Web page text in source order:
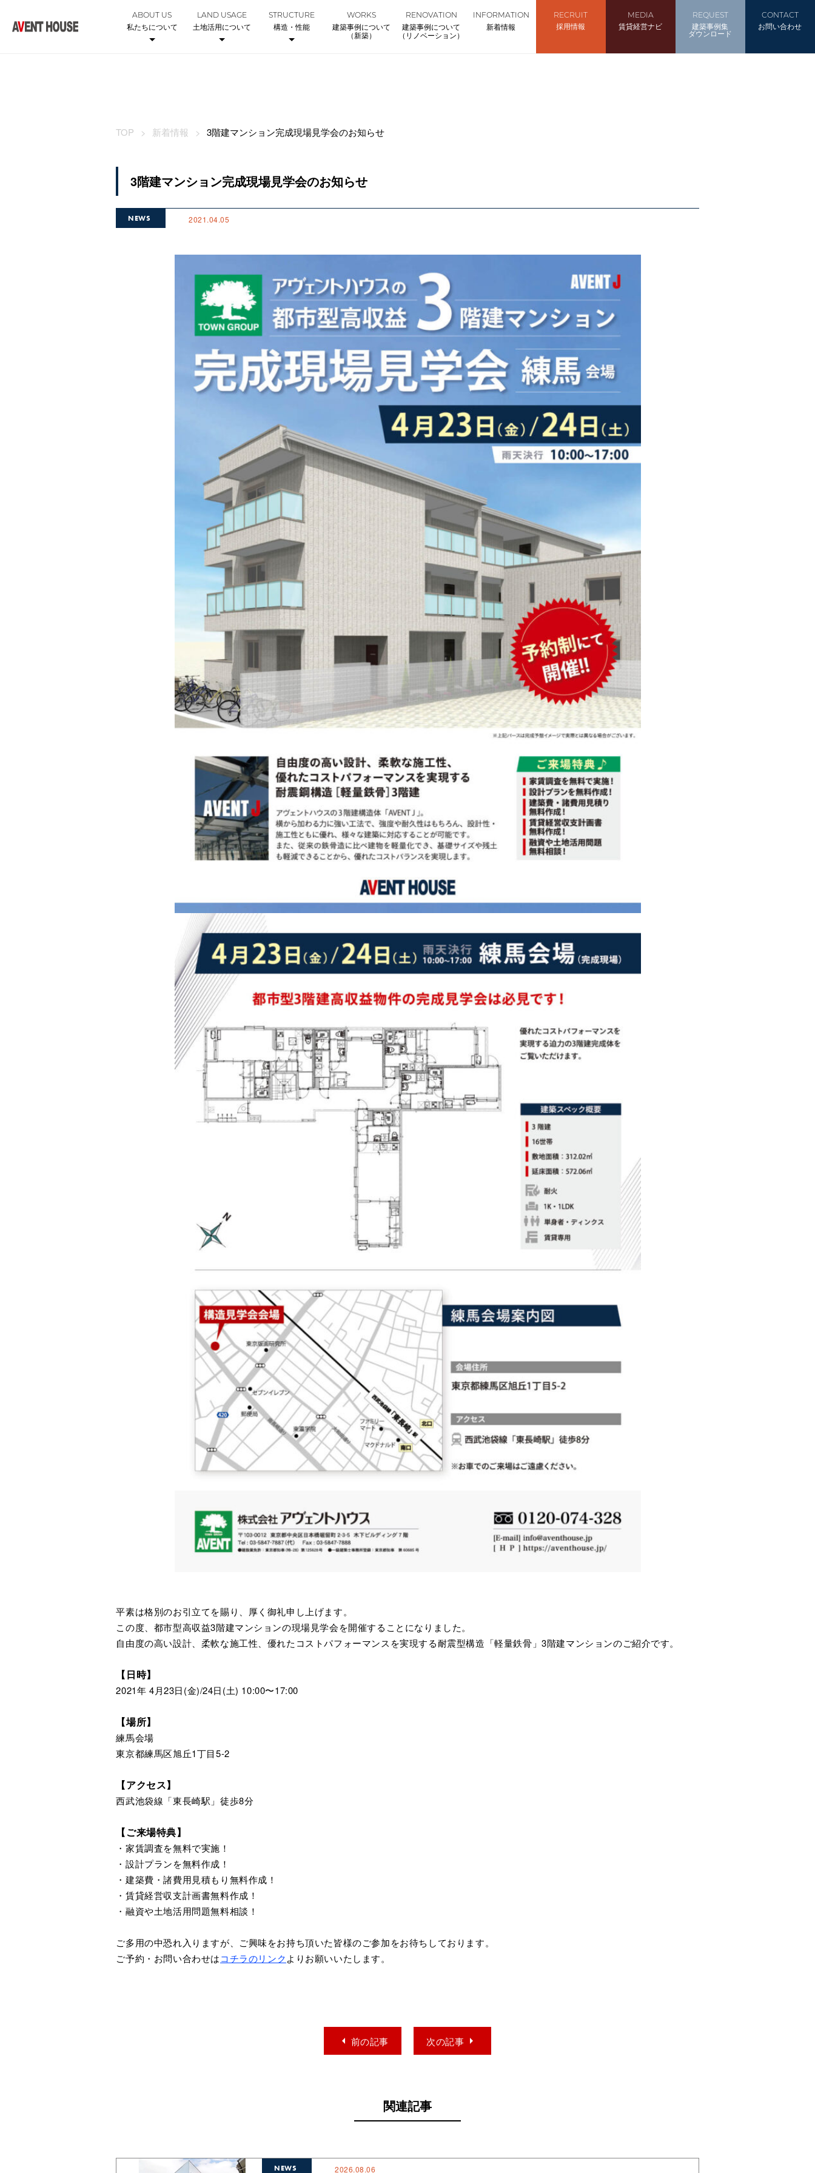
ABOUT US
私たちについて
LAND USAGE
土地活用について
STRUCTURE
構造・性能
WORKS
建築事例について
（新築）
RENOVATION
建築事例について
（リノベーション）
INFORMATION
新着情報
RECRUIT
採用情報
MEDIA
賃貸経営ナビ
REQUEST
建築事例集
ダウンロード
CONTACT
お問い合わせ
TOP 新着情報 3階建マンション完成現場見学会のお知らせ
3階建マンション完成現場見学会のお知らせ
NEWS 2021.04.05
平素は格別のお引立てを賜り、厚く御礼申し上げます。
この度、都市型高収益3階建マンションの現場見学会を開催することになりました。
自由度の高い設計、柔軟な施工性、優れたコストパフォーマンスを実現する耐震型構造「軽量鉄骨」3階建マンションのご紹介です。
【日時】
2021年 4月23日(金)/24日(土) 10:00〜17:00
【場所】
練馬会場
東京都練馬区旭丘1丁目5-2
【アクセス】
西武池袋線「東長崎駅」徒歩8分
【ご来場特典】
・家賃調査を無料で実施！
・設計プランを無料作成！
・建築費・諸費用見積もり無料作成！
・賃貸経営収支計画書無料作成！
・融資や土地活用問題無料相談！
ご多用の中恐れ入りますが、ご興味をお持ち頂いた皆様のご参加をお待ちしております。
ご予約・お問い合わせはコチラのリンクよりお願いいたします。
arrow_left 前の記事 次の記事 arrow_right
関連記事
NEWS 2026.08.06